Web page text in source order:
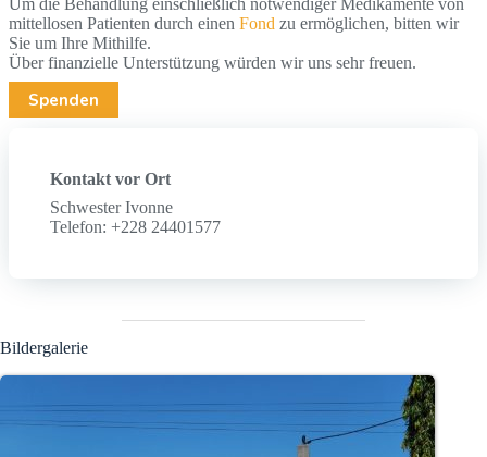
Um die Behandlung einschließlich notwendiger Medikamente von
mittellosen Patienten durch einen Fond zu ermöglichen, bitten wir
Sie um Ihre Mithilfe.
Über finanzielle Unterstützung würden wir uns sehr freuen.
Spenden
Kontakt vor Ort
Schwester Ivonne
Telefon: +228 24401577
Bildergalerie